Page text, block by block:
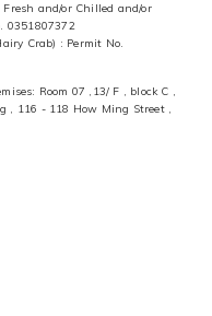
and/or Chilled and/or
0351807372
Crab) : Permit No.
Room 07 ,13/ F , block C ,
116 - 118 How Ming Street ,